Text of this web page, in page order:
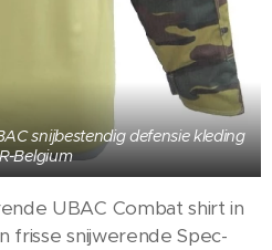
snijbestendig defensie kleding
Belgium
UBAC Combat shirt in
frisse snijwerende Spec-